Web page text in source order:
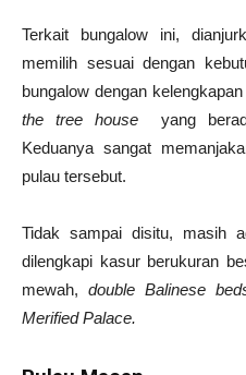
Terkait bungalow ini,
memilih sesuai dengan
bungalow dengan
the tree house
yang
Keduanya sangat
pulau tersebut.
Tidak sampai disitu, masih
dilengkapi kasur berukuran
mewah, double Balinese
Merified Palace.